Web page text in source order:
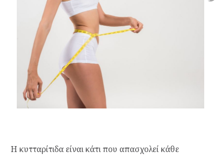
Η κυτταρίτιδα είναι κάτι που απασχολεί κάθε